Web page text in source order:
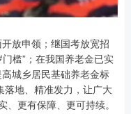
放申领；继国考放宽招
槛”；在我国养老金已实
城乡居民基础养老金标
地、精准发力，让广大
更有保障、更可持续。